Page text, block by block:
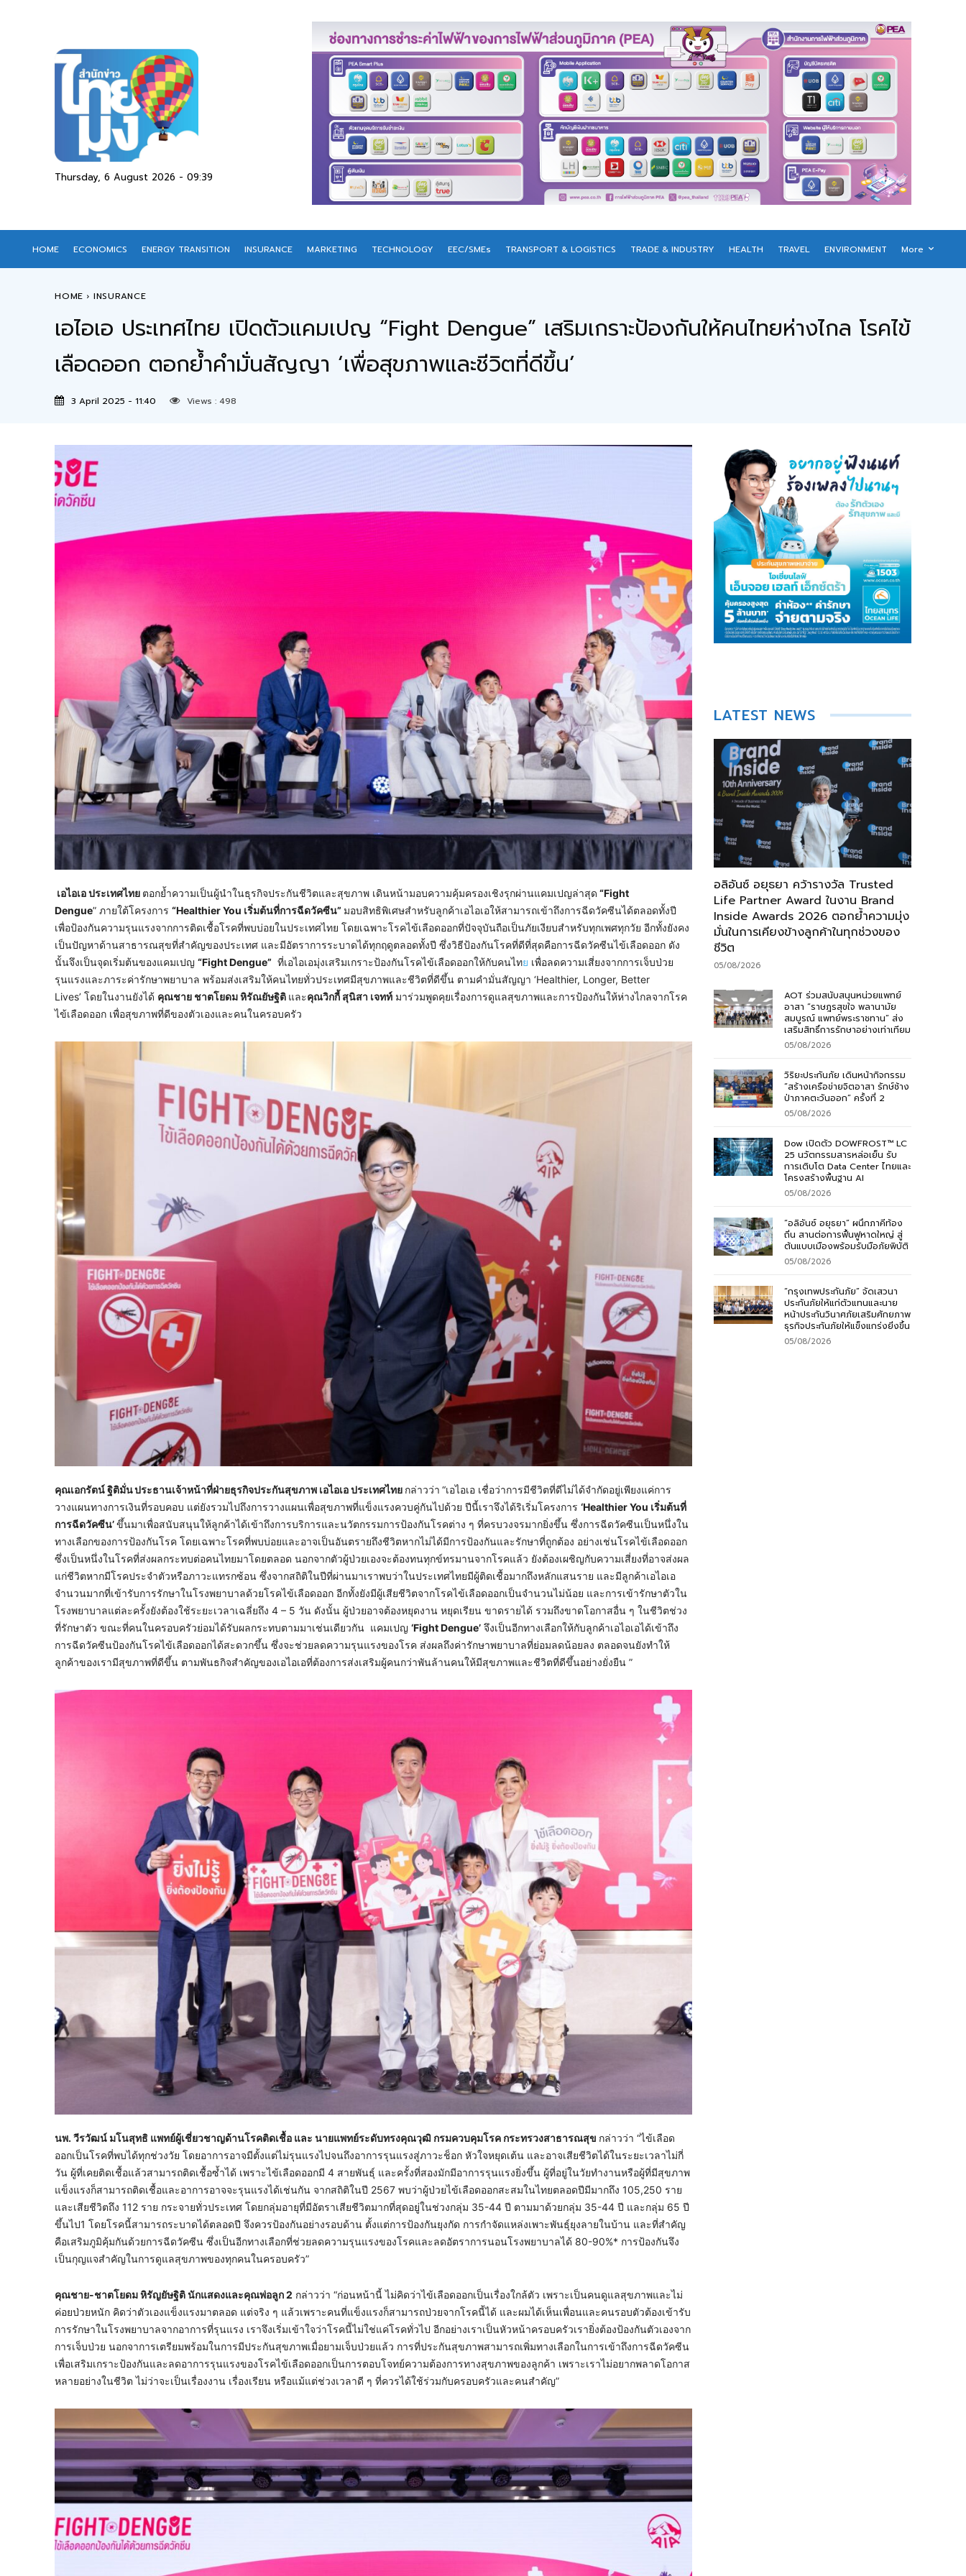
Thursday, 6 August 2026 - 09:39
HOME ECONOMICS ENERGY TRANSITION INSURANCE MARKETING TECHNOLOGY EEC/SMEs TRANSPORT & LOGISTICS TRADE & INDUSTRY HEALTH TRAVEL ENVIRONMENT More
HOME INSURANCE
เอไอเอ ประเทศไทย เปิดตัวแคมเปญ “Fight Dengue” เสริมเกราะป้องกันให้คนไทยห่างไกล โรคไข้
เลือดออก ตอกย้ำคำมั่นสัญญา ‘เพื่อสุขภาพและชีวิตที่ดีขึ้น’
3 April 2025 - 11:40 Views : 498
เอไอเอ ประเทศไทย ตอกย้ำความเป็นผู้นำในธุรกิจประกันชีวิตและสุขภาพ เดินหน้ามอบความคุ้มครองเชิงรุกผ่านแคมเปญล่าสุด “Fight
Dengue” ภายใต้โครงการ “Healthier You เริ่มต้นที่การฉีดวัคซีน”มอบสิทธิพิเศษสำหรับลูกค้าเอไอเอให้สามารถเข้าถึงการฉีดวัคซีนได้ตลอดทั้งปี
เพื่อป้องกันความรุนแรงจากการติดเชื้อโรคที่พบบ่อยในประเทศไทย โดยเฉพาะโรคไข้เลือดออกที่ปัจจุบันถือเป็นภัยเงียบสำหรับทุกเพศทุกวัย อีกทั้งยังคง
เป็นปัญหาด้านสาธารณสุขที่สำคัญของประเทศ และมีอัตราการระบาดได้ทุกฤดูตลอดทั้งปี ซึ่งวิธีป้องกันโรคที่ดีที่สุดคือการฉีดวัคซีนไข้เลือดออก ดัง
นั้นจึงเป็นจุดเริ่มต้นของแคมเปญ “Fight Dengue” ที่เอไอเอมุ่งเสริมเกราะป้องกันโรคไข้เลือดออกให้กับคนไทย เพื่อลดความเสี่ยงจากการเจ็บป่วย
รุนแรงและภาระค่ารักษาพยาบาล พร้อมส่งเสริมให้คนไทยทั่วประเทศมีสุขภาพและชีวิตที่ดีขึ้น ตามคำมั่นสัญญา ‘Healthier, Longer, Better
Lives’ โดยในงานยังได้ คุณชาย ชาตโยดม หิรัณยัษฐิติ และคุณวิกกี้ สุนิสา เจทท์ มาร่วมพูดคุยเรื่องการดูแลสุขภาพและการป้องกันให้ห่างไกลจากโรค
ไข้เลือดออก เพื่อสุขภาพที่ดีของตัวเองและคนในครอบครัว
คุณเอกรัตน์ ฐิติมั่นประธานเจ้าหน้าที่ฝ่ายธุรกิจประกันสุขภาพ เอไอเอ ประเทศไทย กล่าวว่า “เอไอเอ เชื่อว่าการมีชีวิตที่ดีไม่ได้จำกัดอยู่เพียงแค่การ
วางแผนทางการเงินที่รอบคอบ แต่ยังรวมไปถึงการวางแผนเพื่อสุขภาพที่แข็งแรงควบคู่กันไปด้วย ปีนี้เราจึงได้ริเริ่มโครงการ ‘Healthier You เริ่มต้นที่
การฉีดวัคซีน’ขึ้นมาเพื่อสนับสนุนให้ลูกค้าได้เข้าถึงการบริการและนวัตกรรมการป้องกันโรคต่าง ๆ ที่ครบวงจรมากยิ่งขึ้น ซึ่งการฉีดวัคซีนเป็นหนึ่งใน
ทางเลือกของการป้องกันโรค โดยเฉพาะโรคที่พบบ่อยและอาจเป็นอันตรายถึงชีวิตหากไม่ได้มีการป้องกันและรักษาที่ถูกต้อง อย่างเช่นโรคไข้เลือดออก
ซึ่งเป็นหนึ่งในโรคที่ส่งผลกระทบต่อคนไทยมาโดยตลอด นอกจากตัวผู้ป่วยเองจะต้องทนทุกข์ทรมานจากโรคแล้ว ยังต้องเผชิญกับความเสี่ยงที่อาจส่งผล
แก่ชีวิตหากมีโรคประจำตัวหรือภาวะแทรกซ้อน ซึ่งจากสถิติในปีที่ผ่านมาเราพบว่าในประเทศไทยมีผู้ติดเชื้อมากถึงหลักแสนราย และมีลูกค้าเอไอเอ
จำนวนมากที่เข้ารับการรักษาในโรงพยาบาลด้วยโรคไข้เลือดออก อีกทั้งยังมีผู้เสียชีวิตจากโรคไข้เลือดออกเป็นจำนวนไม่น้อย และการเข้ารักษาตัวใน
โรงพยาบาลแต่ละครั้งยังต้องใช้ระยะเวลาเฉลี่ยถึง 4 – 5 วัน ดังนั้น ผู้ป่วยอาจต้องหยุดงาน หยุดเรียน ขาดรายได้ รวมถึงขาดโอกาสอื่น ๆ ในชีวิตช่วง
ที่รักษาตัว ขณะที่คนในครอบครัวย่อมได้รับผลกระทบตามมาเช่นเดียวกัน แคมเปญ ‘Fight Dengue’ จึงเป็นอีกทางเลือกให้กับลูกค้าเอไอเอได้เข้าถึง
การฉีดวัคซีนป้องกันโรคไข้เลือดออกได้สะดวกขึ้น ซึ่งจะช่วยลดความรุนแรงของโรค ส่งผลถึงค่ารักษาพยาบาลที่ย่อมลดน้อยลง ตลอดจนยังทำให้
ลูกค้าของเรามีสุขภาพที่ดีขึ้น ตามพันธกิจสำคัญของเอไอเอที่ต้องการส่งเสริมผู้คนกว่าพันล้านคนให้มีสุขภาพและชีวิตที่ดีขึ้นอย่างยั่งยืน ”
นพ. วีรวัฒน์ มโนสุทธิ แพทย์ผู้เชี่ยวชาญด้านโรคติดเชื้อ และ นายแพทย์ระดับทรงคุณวุฒิ กรมควบคุมโรค กระทรวงสาธารณสุข กล่าวว่า “ไข้เลือด
ออกเป็นโรคที่พบได้ทุกช่วงวัย โดยอาการอาจมีตั้งแต่ไม่รุนแรงไปจนถึงอาการรุนแรงสู่ภาวะช็อก หัวใจหยุดเต้น และอาจเสียชีวิตได้ในระยะเวลาไม่กี่
วัน ผู้ที่เคยติดเชื้อแล้วสามารถติดเชื้อซ้ำได้ เพราะไข้เลือดออกมี 4 สายพันธุ์ และครั้งที่สองมักมีอาการรุนแรงยิ่งขึ้น ผู้ที่อยู่ในวัยทำงานหรือผู้ที่มีสุขภาพ
แข็งแรงก็สามารถติดเชื้อและอาการอาจจะรุนแรงได้เช่นกัน จากสถิติในปี 2567 พบว่าผู้ป่วยไข้เลือดออกสะสมในไทยตลอดปีมีมากถึง 105,250 ราย
และเสียชีวิตถึง 112 ราย กระจายทั่วประเทศ โดยกลุ่มอายุที่มีอัตราเสียชีวิตมากที่สุดอยู่ในช่วงกลุ่ม 35-44 ปี ตามมาด้วยกลุ่ม 35-44 ปี และกลุ่ม 65 ปี
ขึ้นไป1 โดยโรคนี้สามารถระบาดได้ตลอดปี จึงควรป้องกันอย่างรอบด้าน ตั้งแต่การป้องกันยุงกัด การกำจัดแหล่งเพาะพันธุ์ยุงลายในบ้าน และที่สำคัญ
คือเสริมภูมิคุ้มกันด้วยการฉีดวัคซีน ซึ่งเป็นอีกทางเลือกที่ช่วยลดความรุนแรงของโรคและลดอัตราการนอนโรงพยาบาลได้ 80-90%* การป้องกันจึง
เป็นกุญแจสำคัญในการดูแลสุขภาพของทุกคนในครอบครัว”
คุณชาย-ชาตโยดม หิรัญยัษฐิติ นักแสดงและคุณพ่อลูก 2 กล่าวว่า “ก่อนหน้านี้ ไม่คิดว่าไข้เลือดออกเป็นเรื่องใกล้ตัว เพราะเป็นคนดูแลสุขภาพและไม่
ค่อยป่วยหนัก คิดว่าตัวเองแข็งแรงมาตลอด แต่จริง ๆ แล้วเพราะคนที่แข็งแรงก็สามารถป่วยจากโรคนี้ได้ และผมได้เห็นเพื่อนและคนรอบตัวต้องเข้ารับ
การรักษาในโรงพยาบาลจากอาการที่รุนแรง เราจึงเริ่มเข้าใจว่าโรคนี้ไม่ใช่แค่โรคทั่วไป อีกอย่างเราเป็นหัวหน้าครอบครัวเรายิ่งต้องป้องกันตัวเองจาก
การเจ็บป่วย นอกจาการเตรียมพร้อมในการมีประกันสุขภาพเมื่อยามเจ็บป่วยแล้ว การที่ประกันสุขภาพสามารถเพิ่มทางเลือกในการเข้าถึงการฉีดวัคซีน
เพื่อเสริมเกราะป้องกันและลดอาการรุนแรงของโรคไข้เลือดออกเป็นการตอบโจทย์ความต้องการทางสุขภาพของลูกค้า เพราะเราไม่อยากพลาดโอกาส
หลายอย่างในชีวิต ไม่ว่าจะเป็นเรื่องงาน เรื่องเรียน หรือแม้แต่ช่วงเวลาดี ๆ ที่ควรได้ใช้ร่วมกับครอบครัวและคนสำคัญ”
LATEST NEWS
อลิอันซ์ อยุธยา คว้ารางวัล Trusted
Life Partner Award ในงาน Brand
Inside Awards 2026 ตอกย้ำความมุ่ง
มั่นในการเคียงข้างลูกค้าในทุกช่วงของ
ชีวิต
05/08/2026
AOT ร่วมสนับสนุนหน่วยแพทย์
อาสา “ราษฎรสุขใจ พลานามัย
สมบูรณ์ แพทย์พระราชทาน” ส่ง
เสริมสิทธิ์การรักษาอย่างเท่าเทียม
05/08/2026
วิริยะประกันภัย เดินหน้ากิจกรรม
“สร้างเครือข่ายจิตอาสา รักษ์ช้าง
ป่าภาคตะวันออก” ครั้งที่ 2
05/08/2026
Dow เปิดตัว DOWFROST™ LC
25 นวัตกรรมสารหล่อเย็น รับ
การเติบโต Data Center ไทยและ
โครงสร้างพื้นฐาน AI
05/08/2026
“อลิอันซ์ อยุธยา” ผนึกภาคีท้อง
ถิ่น สานต่อการฟื้นฟูหาดใหญ่ สู่
ต้นแบบเมืองพร้อมรับมือภัยพิบัติ
05/08/2026
“กรุงเทพประกันภัย” จัดเสวนา
ประกันภัยให้แก่ตัวแทนและนาย
หน้าประกันวินาศภัยเสริมศักยภาพ
ธุรกิจประกันภัยให้แข็งแกร่งยิ่งขึ้น
05/08/2026